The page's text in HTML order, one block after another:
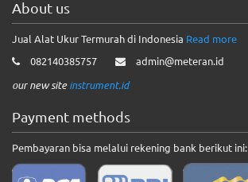
About us
Jual Alat Ukur Termurah di Indonesia Read more
082140385757
admin@meteran.id
our new siteinstrument.id
Payment methods
Pembayaran bisa melalui rekening bank berikut ini: